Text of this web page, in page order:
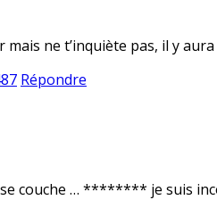
mais ne t’inquiète pas, il y
Répondre
couche … ******** je suis